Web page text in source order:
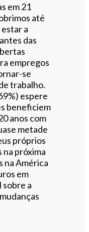
em 21
até
a
das
empregos
se
trabalho.
espere
beneficiem
anos com
metade
próprios
na próxima
na América
em
sobre a